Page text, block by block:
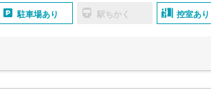
駐車場あり 駅ちかく 控室あり